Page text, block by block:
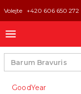
Volejte +420 606 650 272
GoodYear